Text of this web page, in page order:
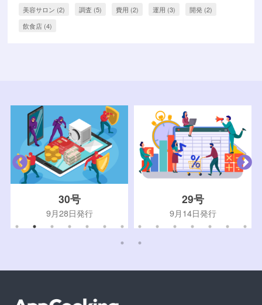
美容サロン (2) 調査 (5) 費用 (2) 運用 (3) 開発 (2)
飲食店 (4)
30号
9月28日発行
29号
9月14日発行